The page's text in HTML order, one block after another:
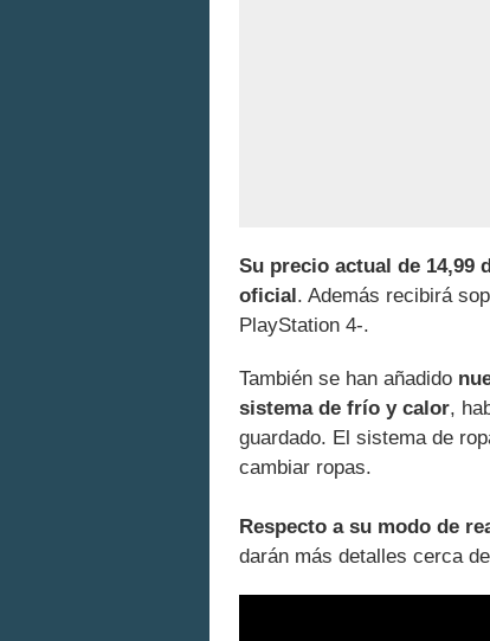
Su precio actual de 14,99
oficial . Además recibirá
PlayStation 4-.
También se han añadido
sistema de frío y calor,
guardado. El sistema de
cambiar ropas.
Respecto a su modo de
darán más detalles cerca